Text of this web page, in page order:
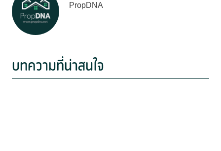
PropDNA
บทความที่น่าสนใจ